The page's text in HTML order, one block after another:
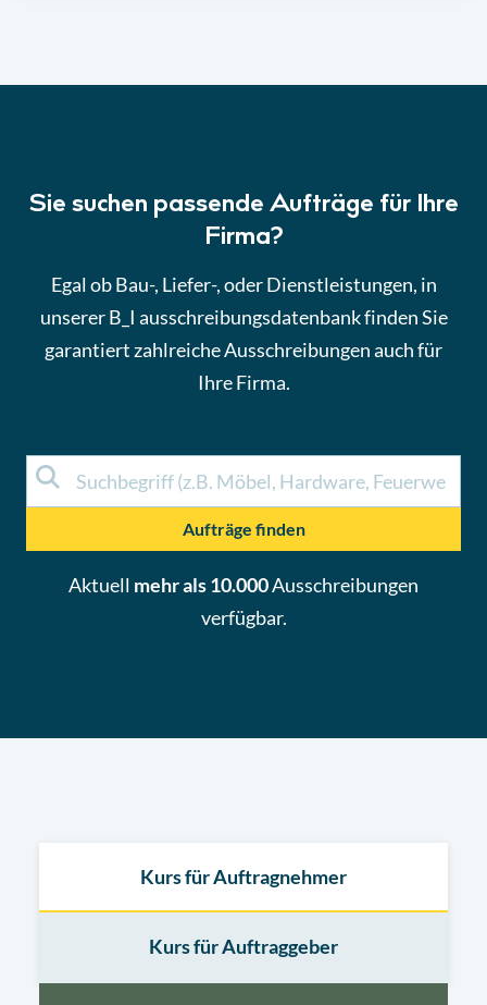
Sie suchen passende Aufträge für Ihre
Firma?
Egal ob Bau-, Liefer-, oder Dienstleistungen, in
unserer B_I ausschreibungsdatenbank finden Sie
garantiert zahlreiche Ausschreibungen auch für
Ihre Firma.
Aufträge finden
Aktuell mehr als 10.000Ausschreibungen
verfügbar.
Kurs für Auftragnehmer
Kurs für Auftraggeber